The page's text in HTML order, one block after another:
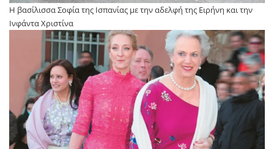
Η βασίλισσα Σοφία της Ισπανίας με την αδελφή της Ειρήνη και την
Ινφάντα Χριστίνα